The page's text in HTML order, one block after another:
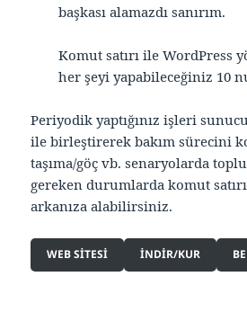
başkası alamazdı sanırım.
Komut satırı ile WordPress
her şeyi yapabileceğiniz 10
Periyodik yaptığınız işleri
ile birleştirerek bakım sürecini
taşıma/göç vb. senaryolarda
gereken durumlarda komut
arkanıza alabilirsiniz.
WEB SITESI INDIR/KUR